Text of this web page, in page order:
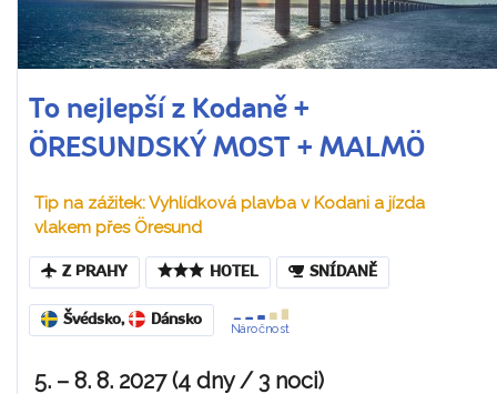
To nejlepší z Kodaně +
ÖRESUNDSKÝ MOST + MALMÖ
Tip na zážitek: Vyhlídková plavba v Kodani a jízda
vlakem přes Öresund
Z PRAHY HOTEL SNÍDANĚ
Švédsko, Dánsko
Náročnost
5. – 8. 8. 2027 (4 dny / 3 noci)